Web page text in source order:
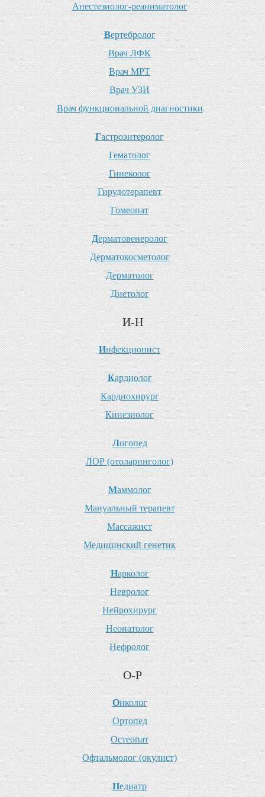
Анестезиолог-реаниматолог
Вертебролог
Врач ЛФК
Врач МРТ
Врач УЗИ
Врач функциональной диагностики
Гастроэнтеролог
Гематолог
Гинеколог
Гирудотерапевт
Гомеопат
Дерматовенеролог
Дерматокосметолог
Дерматолог
Диетолог
И-Н
Инфекционист
Кардиолог
Кардиохирург
Кинезиолог
Логопед
ЛОР (отоларинголог)
Маммолог
Мануальный терапевт
Массажист
Медицинский генетик
Нарколог
Невролог
Нейрохирург
Неонатолог
Нефролог
О-Р
Онколог
Ортопед
Остеопат
Офтальмолог (окулист)
Педиатр